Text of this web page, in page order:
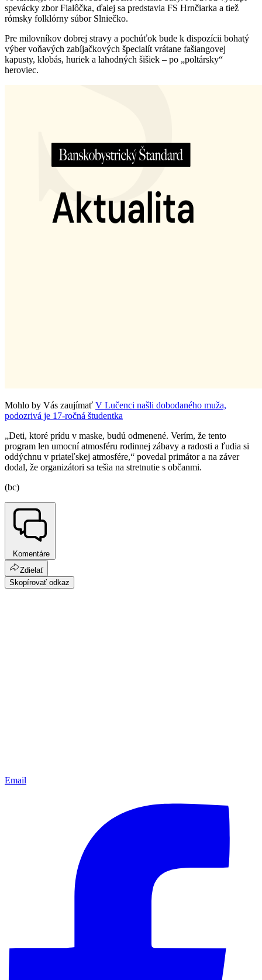
spevácky zbor Fialôčka, ďalej sa predstavia FS Hrnčiarka a tiež
rómsky folklórny súbor Slniečko.
Pre milovníkov dobrej stravy a pochúťok bude k dispozícii bohatý
výber voňavých zabíjačkových špecialít vrátane fašiangovej
kapusty, klobás, huriek a lahodných šišiek – po „poltársky“
heroviec.
Mohlo by Vás zaujímať V Lučenci našli dobodaného muža,
podozrivá je 17-ročná študentka
„Deti, ktoré prídu v maske, budú odmenené. Verím, že tento
program len umocní atmosféru rodinnej zábavy a radosti a ľudia si
oddýchnu v priateľskej atmosfére,“ povedal primátor a na záver
dodal, že organizátori sa tešia na stretnutie s občanmi.
(bc)
Komentáre
Zdielať
Skopírovať odkaz
Email